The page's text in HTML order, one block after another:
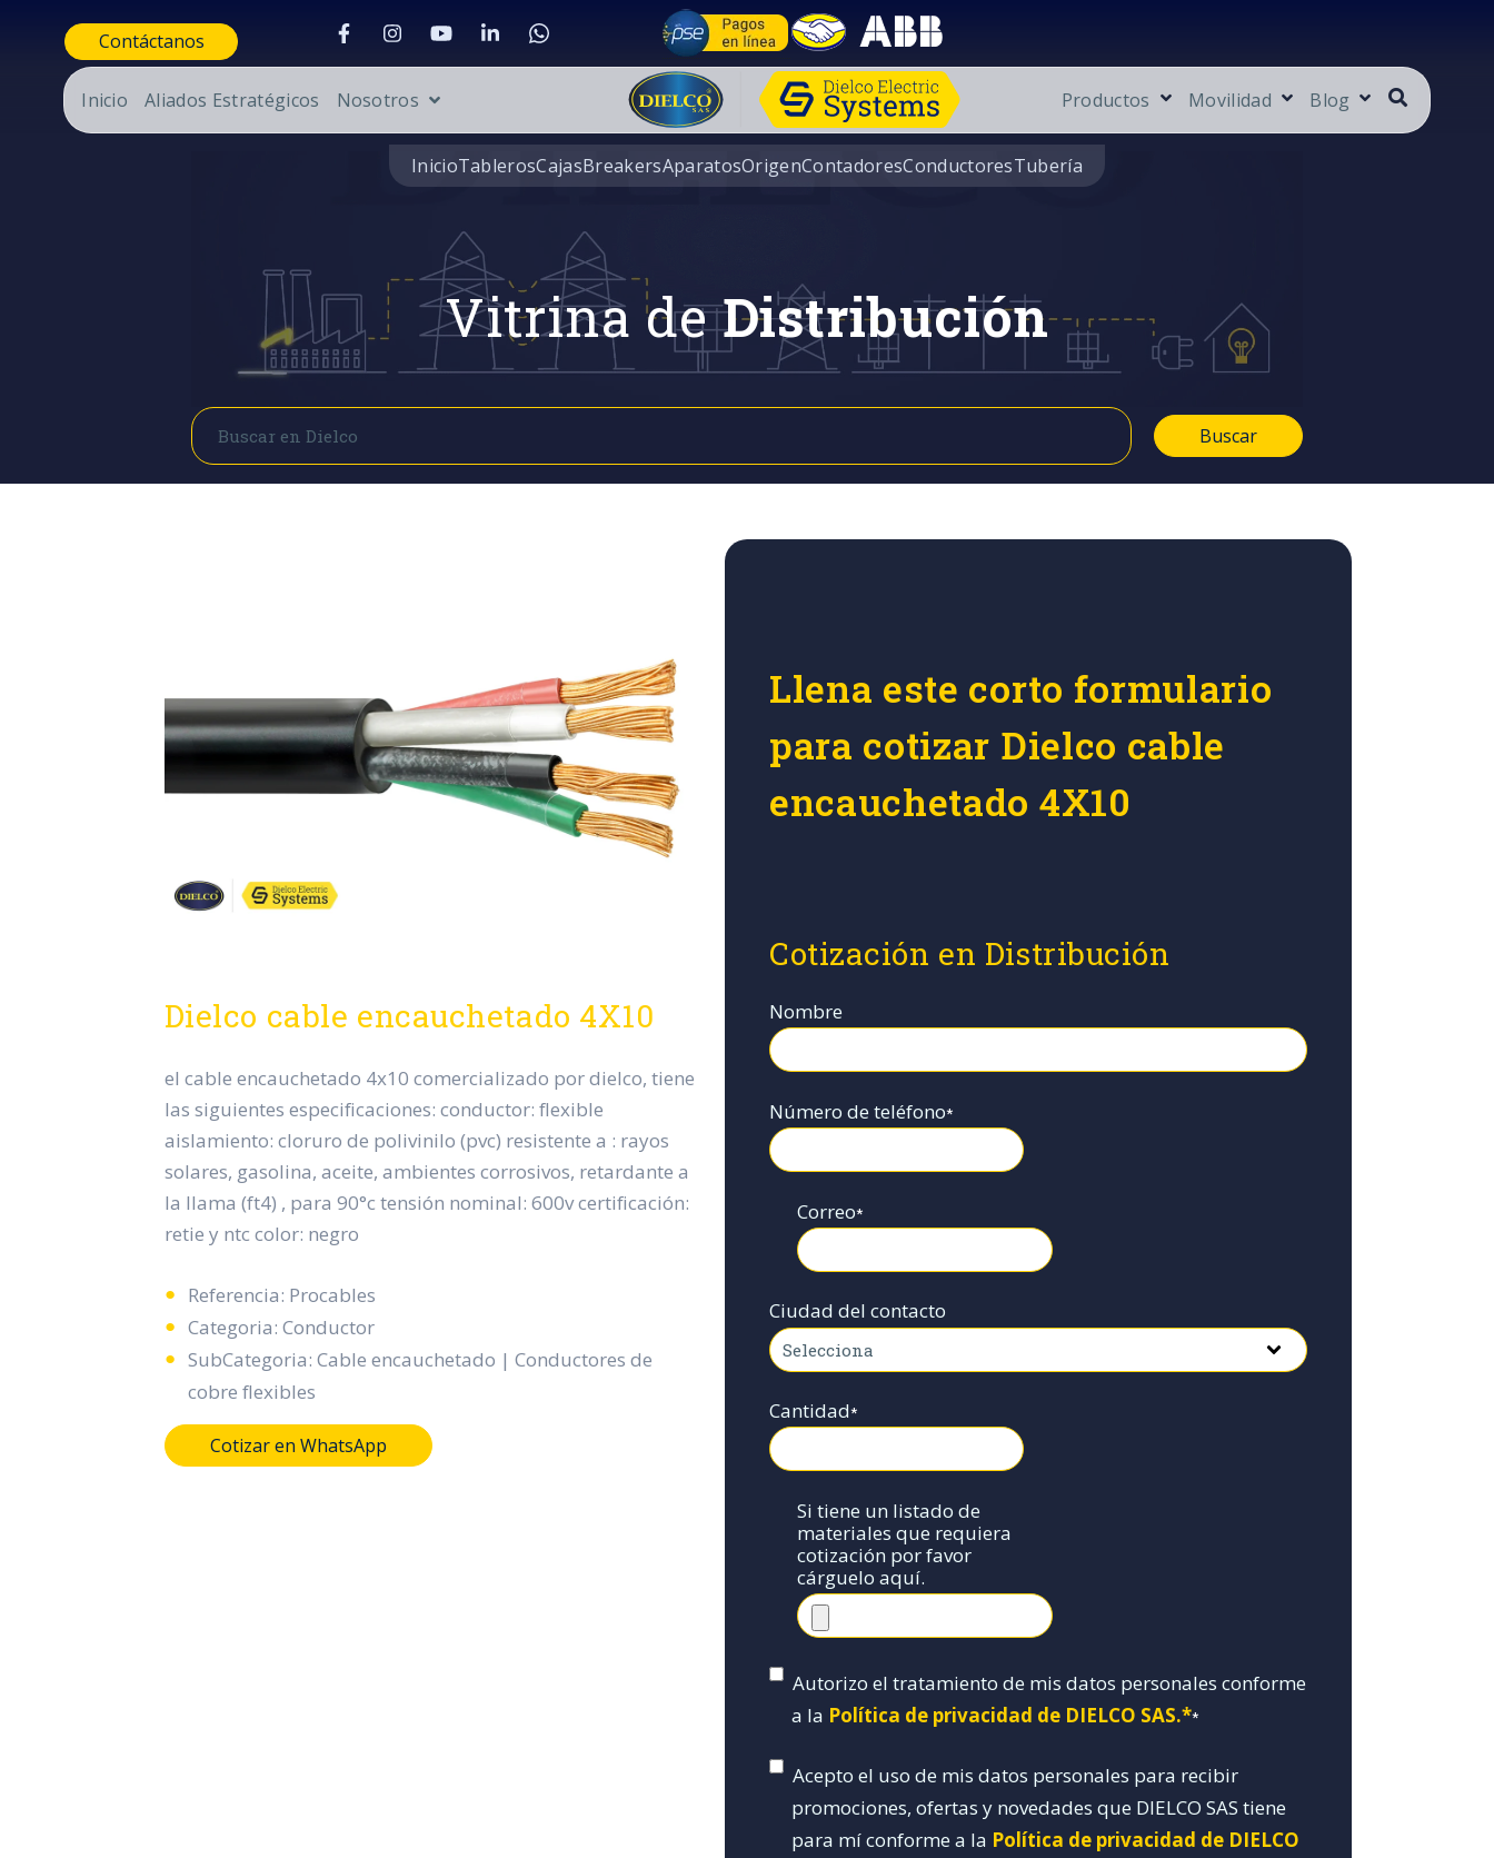
Contáctanos
Inicio Aliados Estratégicos Nosotros Productos Movilidad Blog
InicioTablerosCajasBreakersAparatosOrigenContadoresConductoresTubería
Vitrina deDistribución
Buscar
Buscar
Dielco cable encauchetado 4X10
el cable encauchetado 4x10 comercializado por dielco, tiene
las siguientes especificaciones: conductor: flexible
aislamiento: cloruro de polivinilo (pvc) resistente a : rayos
solares, gasolina, aceite, ambientes corrosivos, retardante a
la llama (ft4) , para 90°c tensión nominal: 600v certificación:
retie y ntc color: negro
Referencia: Procables
Categoria: Conductor
SubCategoria: Cable encauchetado | Conductores de
cobre flexibles
Cotizar en WhatsApp
Llena este corto formulario
para cotizar Dielco cable
encauchetado 4X10
Cotización en Distribución
Nombre
Número de teléfono*
Correo*
Ciudad del contacto
Cantidad*
Si tiene un listado de
materiales que requiera
cotización por favor
cárguelo aquí.
Autorizo el tratamiento de mis datos personales conforme
a la Política de privacidad de DIELCO SAS.**
Acepto el uso de mis datos personales para recibir
promociones, ofertas y novedades que DIELCO SAS tiene
para mí conforme a la Política de privacidad de DIELCO